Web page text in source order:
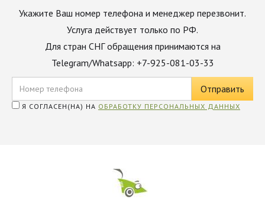
Укажите Ваш номер телефона и менеджер перезвонит.
Услуга действует только по РФ.
Для стран СНГ обращения принимаются на
Telegram/Whatsapp: +7-925-081-03-33
Я СОГЛАСЕН(НА) НА ОБРАБОТКУ ПЕРСОНАЛЬНЫХ ДАННЫХ